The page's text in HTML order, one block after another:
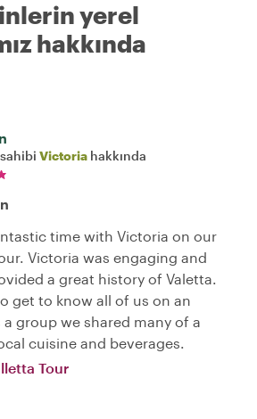
yerel
hakkında
Victoria hakkında
time with Victoria on our
Victoria was engaging and
a great history of Valetta.
get to know all of us on an
group we shared many of a
cuisine and beverages.
Tour